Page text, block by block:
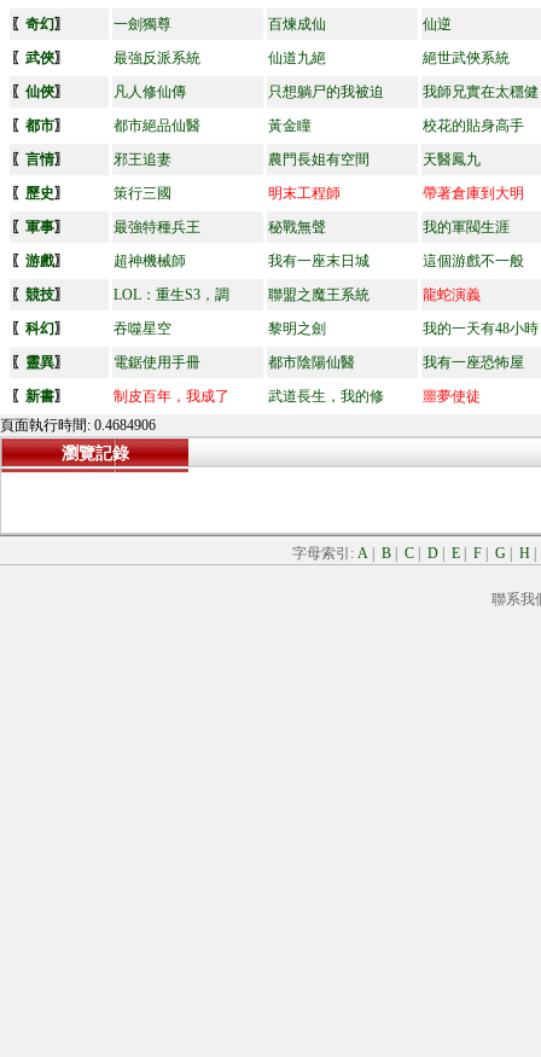
〖 奇幻〗 一劍獨尊 百煉成仙
仙逆
〖 武俠〗 最強反派系統 仙道九絕
絕世武俠系統
〖 仙俠〗 凡人修仙傳 只想躺尸的我被迫
我師兄實在太穩健
〖 都市〗 都市絕品仙醫 黃金瞳
校花的貼身高手
〖 言情〗 邪王追妻 農門長姐有空間
天醫鳳九
〖 歷史〗 策行三國 明末工程師
帶著倉庫到大明
〖 軍事〗 最強特種兵王 秘戰無聲
我的軍閥生涯
〖 游戲〗 超神機械師 我有一座末日城
這個游戲不一般
〖 競技〗 LOL：重生S3，調 聯盟之魔王系統
龍蛇演義
〖 科幻〗 吞噬星空 黎明之劍
我的一天有48小時
〖 靈異〗 電鋸使用手冊 都市陰陽仙醫
我有一座恐怖屋
〖 新書〗 制皮百年，我成了 武道長生，我的修
噩夢使徒
頁面執行時間: 0.4684906
瀏覽記錄
字母索引: A B C D E F G H
聯系我